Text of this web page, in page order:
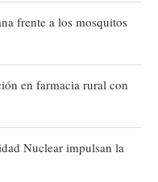
frente a los mosquitos
en farmacia rural con
Nuclear impulsan la